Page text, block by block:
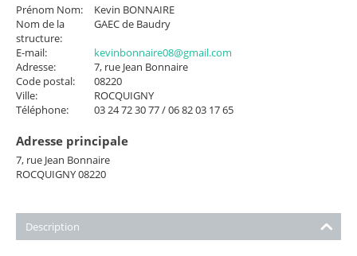
Prénom Nom:
Kevin BONNAIRE
Nom de la
structure:
GAEC de Baudry
E-mail:
kevinbonnaire08@gmail.com
Adresse:
7, rue Jean Bonnaire
Code postal:
08220
Ville:
ROCQUIGNY
Téléphone:
03 24 72 30 77 / 06 82 03 17 65
Adresse principale
7, rue Jean Bonnaire
ROCQUIGNY 08220
Description